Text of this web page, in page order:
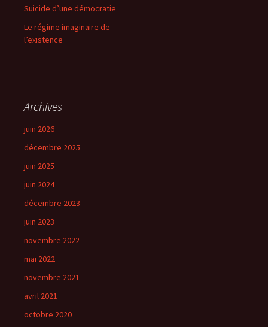
Suicide d’une démocratie
Le régime imaginaire de
l’existence
Archives
juin 2026
décembre 2025
juin 2025
juin 2024
décembre 2023
juin 2023
novembre 2022
mai 2022
novembre 2021
avril 2021
octobre 2020